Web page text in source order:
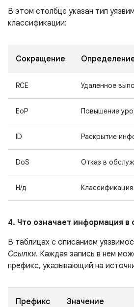
В этом столбце указан тип
классификации:
Сокращение
RCE Удаленное
EoP Повышение
ID Раскрытие
DoS Отказ в
Н/д
4. Что означает информация в
В таблицах с описанием
Ссылки. Каждая запись в нем
префикс, указывающий на
Префикс Значение